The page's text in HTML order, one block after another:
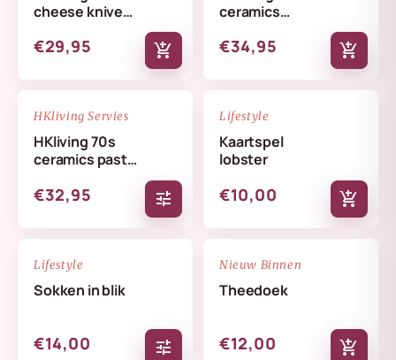
cheese knives
€29,95 add_shopping_cart
ceramics
skyline
€34,95 add_shopping_cart
NIEUW
HKliving Servies
HKliving 70s
ceramics pasta
€32,95 tune
NIEUW
Lifestyle
Kaartspel
lobster
€10,00 add_shopping_cart
NIEUW
Lifestyle
Sokken in blik
€14,00 tune
NIEUW
Nieuw Binnen
Theedoek
€12,00 add_shopping_cart